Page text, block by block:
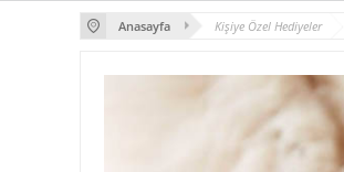
Anasayfa Kişiye Özel Hediyeler